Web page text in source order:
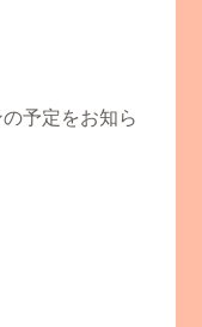
予定をお知ら